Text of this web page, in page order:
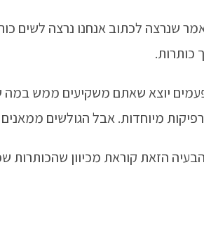
שנרצה לכתוב אנחנו נרצה לשים
כותרות.
יוצא שאתם משקיעים ממש במה
מיוחדות. אבל הגולשים
הזאת קוראת מכיוון